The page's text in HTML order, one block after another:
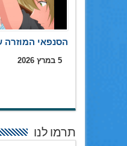
הסנפאי המוזרה
5 במרץ 2026
תרמו לנו